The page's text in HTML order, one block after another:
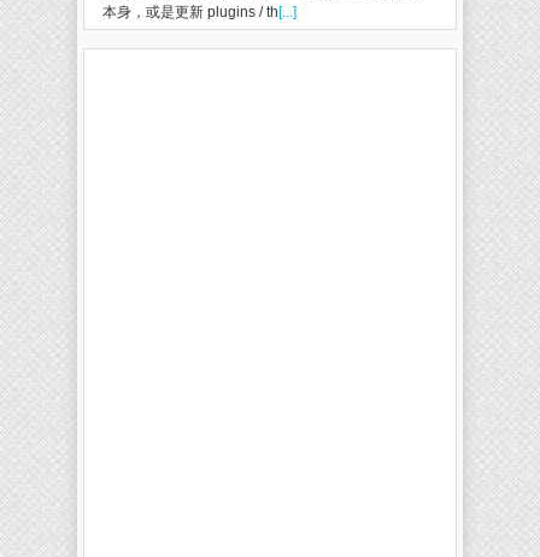
本身，或是更新 plugins / th[...]